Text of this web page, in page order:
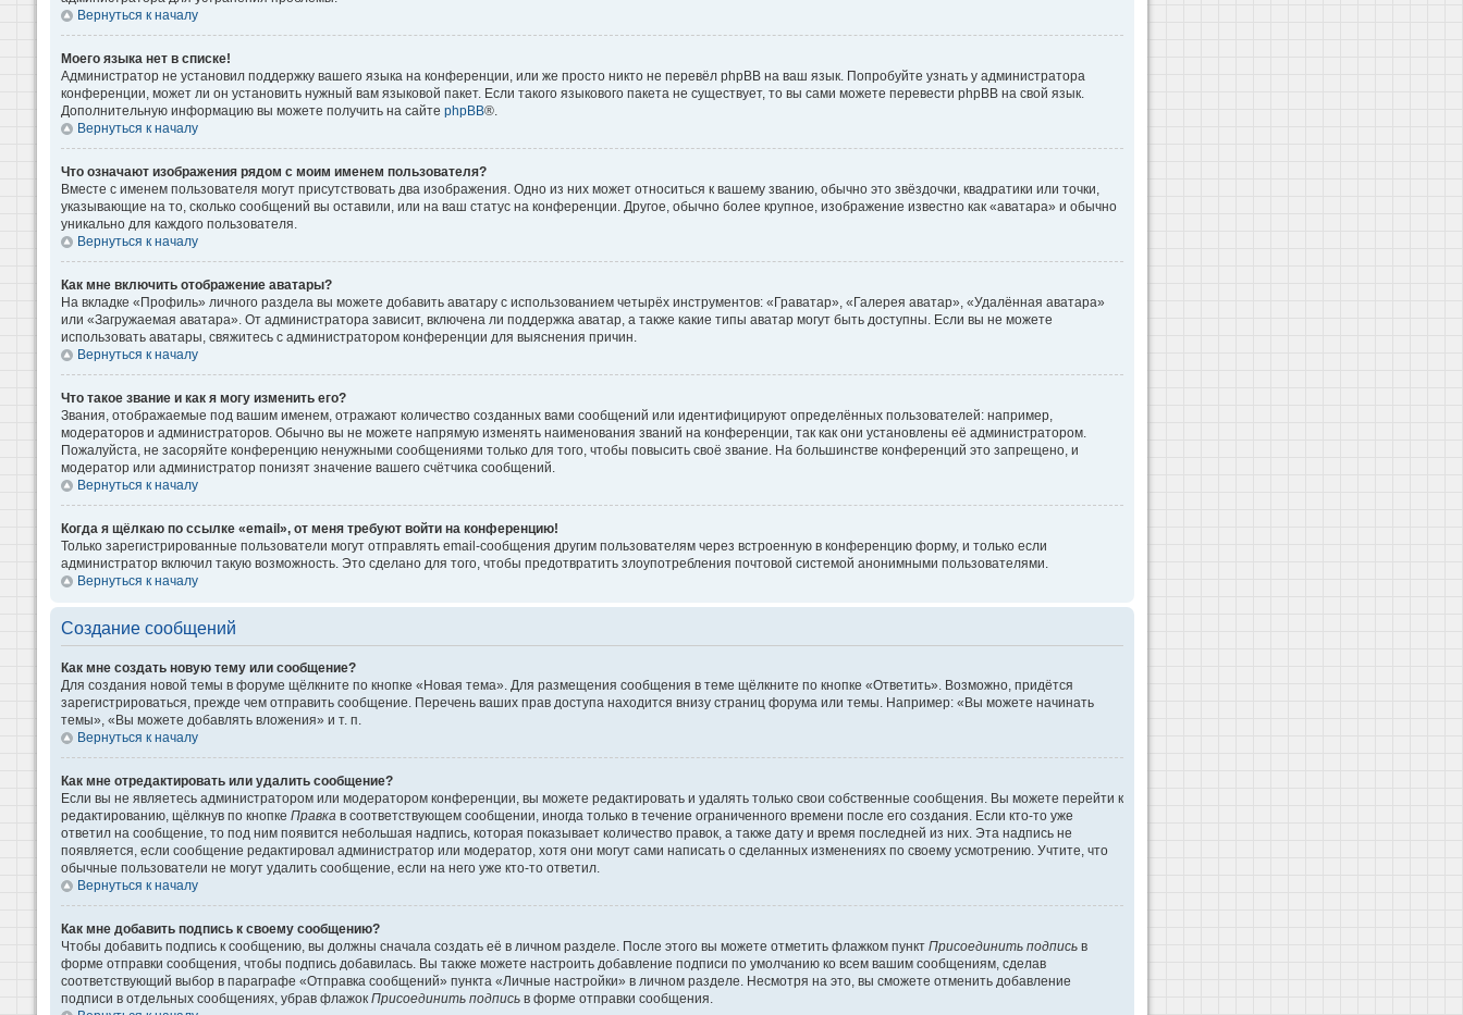
Вернуться к началу
Моего языка нет в списке!
Администратор не установил поддержку вашего языка на конференции, или же просто никто не перевёл phpBB на ваш язык. Попробуйте узнать у администратора
конференции, может ли он установить нужный вам языковой пакет. Если такого языкового пакета не существует, то вы сами можете перевести phpBB на свой язык.
Дополнительную информацию вы можете получить на сайте phpBB®.
Вернуться к началу
Что означают изображения рядом с моим именем пользователя?
Вместе с именем пользователя могут присутствовать два изображения. Одно из них может относиться к вашему званию, обычно это звёздочки, квадратики или точки,
указывающие на то, сколько сообщений вы оставили, или на ваш статус на конференции. Другое, обычно более крупное, изображение известно как «аватара» и обычно
уникально для каждого пользователя.
Вернуться к началу
Как мне включить отображение аватары?
На вкладке «Профиль» личного раздела вы можете добавить аватару с использованием четырёх инструментов: «Граватар», «Галерея аватар», «Удалённая аватара»
или «Загружаемая аватара». От администратора зависит, включена ли поддержка аватар, а также какие типы аватар могут быть доступны. Если вы не можете
использовать аватары, свяжитесь с администратором конференции для выяснения причин.
Вернуться к началу
Что такое звание и как я могу изменить его?
Звания, отображаемые под вашим именем, отражают количество созданных вами сообщений или идентифицируют определённых пользователей: например,
модераторов и администраторов. Обычно вы не можете напрямую изменять наименования званий на конференции, так как они установлены её администратором.
Пожалуйста, не засоряйте конференцию ненужными сообщениями только для того, чтобы повысить своё звание. На большинстве конференций это запрещено, и
модератор или администратор понизят значение вашего счётчика сообщений.
Вернуться к началу
Когда я щёлкаю по ссылке «email», от меня требуют войти на конференцию!
Только зарегистрированные пользователи могут отправлять email-сообщения другим пользователям через встроенную в конференцию форму, и только если
администратор включил такую возможность. Это сделано для того, чтобы предотвратить злоупотребления почтовой системой анонимными пользователями.
Вернуться к началу
Создание сообщений
Как мне создать новую тему или сообщение?
Для создания новой темы в форуме щёлкните по кнопке «Новая тема». Для размещения сообщения в теме щёлкните по кнопке «Ответить». Возможно, придётся
зарегистрироваться, прежде чем отправить сообщение. Перечень ваших прав доступа находится внизу страниц форума или темы. Например: «Вы можете начинать
темы», «Вы можете добавлять вложения» и т. п.
Вернуться к началу
Как мне отредактировать или удалить сообщение?
Если вы не являетесь администратором или модератором конференции, вы можете редактировать и удалять только свои собственные сообщения. Вы можете перейти к
редактированию, щёлкнув по кнопке Правка в соответствующем сообщении, иногда только в течение ограниченного времени после его создания. Если кто-то уже
ответил на сообщение, то под ним появится небольшая надпись, которая показывает количество правок, а также дату и время последней из них. Эта надпись не
появляется, если сообщение редактировал администратор или модератор, хотя они могут сами написать о сделанных изменениях по своему усмотрению. Учтите, что
обычные пользователи не могут удалить сообщение, если на него уже кто-то ответил.
Вернуться к началу
Как мне добавить подпись к своему сообщению?
Чтобы добавить подпись к сообщению, вы должны сначала создать её в личном разделе. После этого вы можете отметить флажком пункт Присоединить подпись в
форме отправки сообщения, чтобы подпись добавилась. Вы также можете настроить добавление подписи по умолчанию ко всем вашим сообщениям, сделав
соответствующий выбор в параграфе «Отправка сообщений» пункта «Личные настройки» в личном разделе. Несмотря на это, вы сможете отменить добавление
подписи в отдельных сообщениях, убрав флажок Присоединить подпись в форме отправки сообщения.